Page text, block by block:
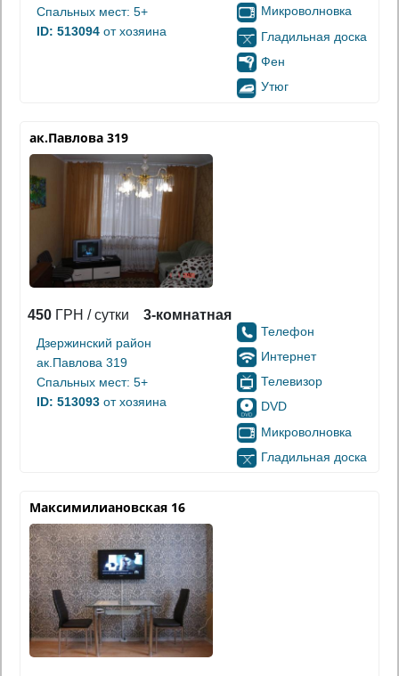
Спальных мест: 5+
ID: 513094 от хозяина
Микроволновка
Гладильная доска
Фен
Утюг
ак.Павлова 319
450 ГРН / сутки 3-комнатная
Дзержинский район
ак.Павлова 319
Спальных мест: 5+
ID: 513093 от хозяина
Телефон
Интернет
Телевизор
DVD
Микроволновка
Гладильная доска
Максимилиановская 16